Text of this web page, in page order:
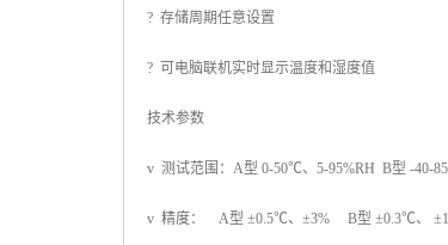
? 存储周期任意设置
? 可电脑联机实时显示温度和湿度值
技术参数
v 测试范围：A型 0-50℃、5-95%RH B型 -40-
v 精度： A型 ±0.5℃、±3% B型 ±0.3℃、